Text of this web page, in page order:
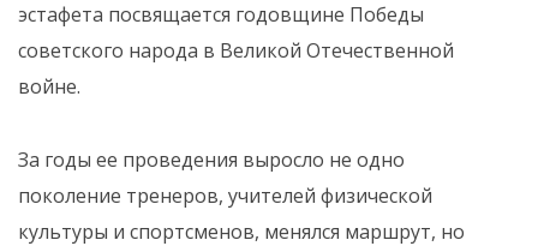
эстафета посвящается годовщине Победы
советского народа в Великой Отечественной
войне.
️За годы ее проведения выросло не одно
поколение тренеров, учителей физической
культуры и спортсменов, менялся маршрут, но